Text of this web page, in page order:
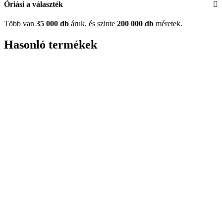
Óriási a választék
Több van 35 000 db áruk, és szinte 200 000 db méretek.
Hasonló termékek